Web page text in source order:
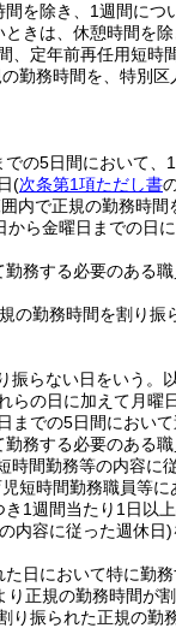
を除き、1週間につ
ときは、休憩時間を
、定年前再任用短時
勤務時間を、特別区
の5日間において
(次条第1項ただし書
内で正規の勤務時
から金曜日までの日
務する必要のある職
勤務時間を割り
振らない日をいう。
の日に加えて月
での5日間において
務する必要のある職
間勤務等の内容
短時間勤務職員等
1週間当たり1日以
内容に従った週休日)
日において特に勤
り正規の勤務時間が
振られた正規の